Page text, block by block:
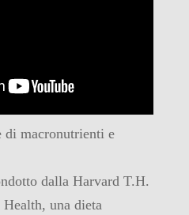
di macronutrienti e
dalla Harvard T.H.
una dieta